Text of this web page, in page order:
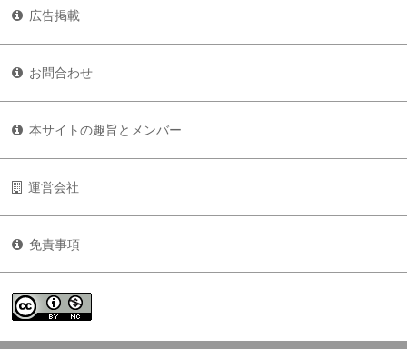
広告掲載
お問合わせ
本サイトの趣旨とメンバー
運営会社
免責事項